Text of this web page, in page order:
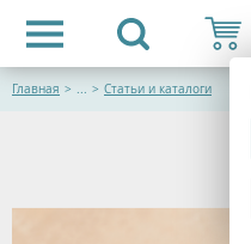
Главная > ... > Статьи и каталоги